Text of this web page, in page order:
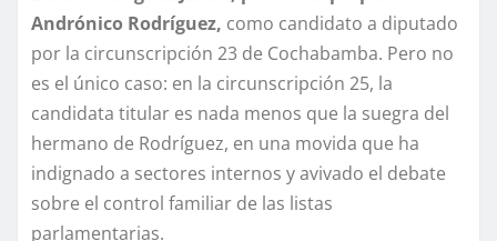
Andrónico Rodríguez, como candidato a diputado
por la circunscripción 23 de Cochabamba. Pero no
es el único caso: en la circunscripción 25, la
candidata titular es nada menos que la suegra del
hermano de Rodríguez, en una movida que ha
indignado a sectores internos y avivado el debate
sobre el control familiar de las listas
parlamentarias.